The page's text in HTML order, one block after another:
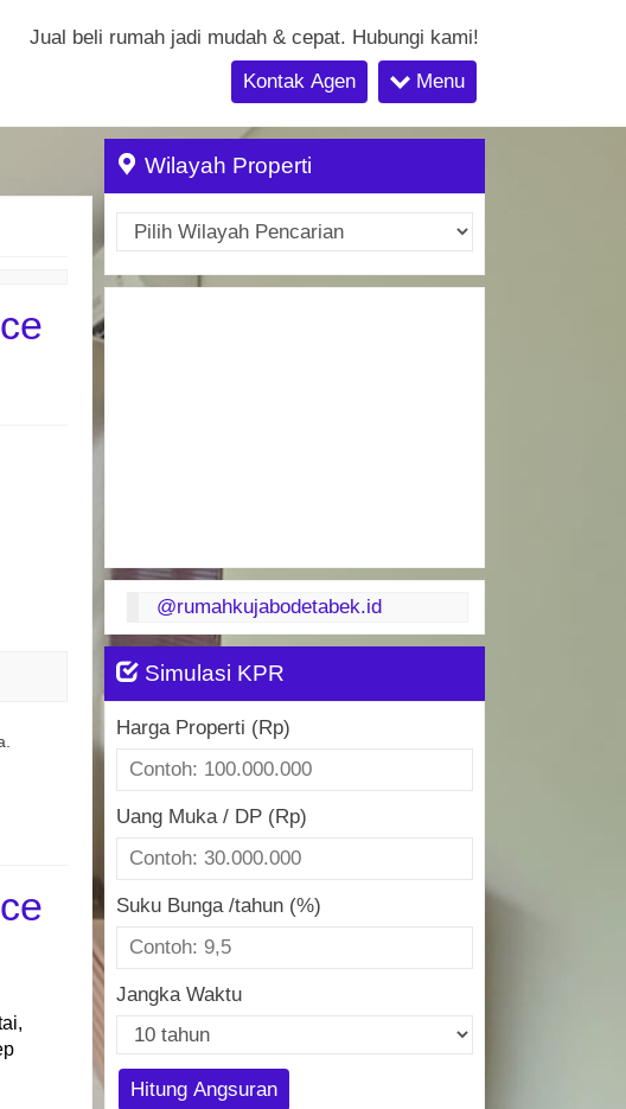
Jual beli rumah jadi mudah & cepat. Hubungi kami!
Kontak Agen
Menu
Wilayah Properti
@rumahkujabodetabek.id
Simulasi KPR
Harga Properti (Rp)
Uang Muka / DP (Rp)
Suku Bunga /tahun (%)
Jangka Waktu
Hitung Angsuran